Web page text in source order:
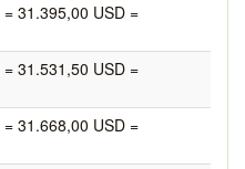
= 31.395,00 USD =
= 31.531,50 USD =
= 31.668,00 USD =